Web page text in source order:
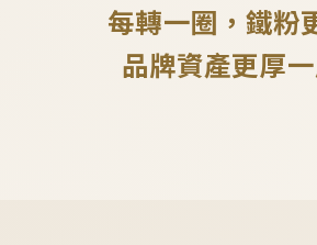
每轉一圈，鐵粉
品牌資產更厚一